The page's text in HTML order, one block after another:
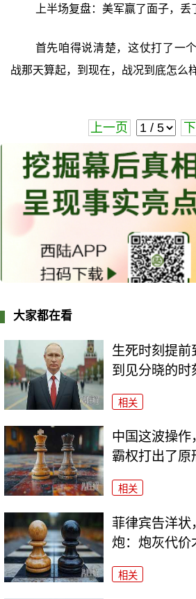
上半场复盘：美军赢了面子，丢
首先咱得说清楚，这仗打了一
战那天算起，到现在，战况到底怎么
上一页
大家都在看
生死时刻提前
到见分晓的时
相关
中国这波操作
霸权打出了原
相关
菲律宾告洋状
炮：炮灰代价
相关